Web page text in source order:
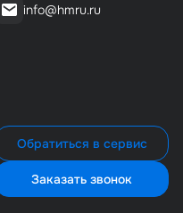
info@hmru.ru
Обратиться в сервис
Заказать звонок